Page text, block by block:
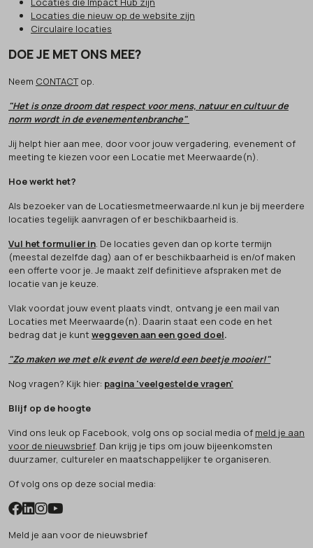
Locaties die nieuw op de website zijn
Circulaire locaties
DOE JE MET ONS MEE?
Neem CONTACTop.
"Het is onze droom dat respect voor mens, natuur en cultuur de
norm wordt in de evenementenbranche"
Jij helpt hier aan mee, door voor jouw vergadering, evenement of
meeting te kiezen voor een Locatie met Meerwaarde(n).
Hoe werkt het?
Als bezoeker van de Locatiesmetmeerwaarde.nl kun je bij meerdere
locaties tegelijk aanvragen of er beschikbaarheid is.
Vul het formulier in. De locaties geven dan op korte termijn
(meestal dezelfde dag) aan of er beschikbaarheid is en/of maken
een offerte voor je. Je maakt zelf definitieve afspraken met de
locatie van je keuze.
Vlak voordat jouw event plaats vindt, ontvang je een mail van
Locaties met Meerwaarde(n). Daarin staat een code en het
bedrag dat je kunt weggeven aan een goed doel.
"Zo maken we met elk event de wereld een beetje mooier!"
Nog vragen? Kijk hier: pagina 'veelgestelde vragen'
Blijf op de hoogte
Vind ons leuk op Facebook, volg ons op social media of meld je aan
voor de nieuwsbrief. Dan krijg je tips om jouw bijeenkomsten
duurzamer, cultureler en maatschappelijker te organiseren.
Of volg ons op deze social media:
Meld je aan voor de nieuwsbrief